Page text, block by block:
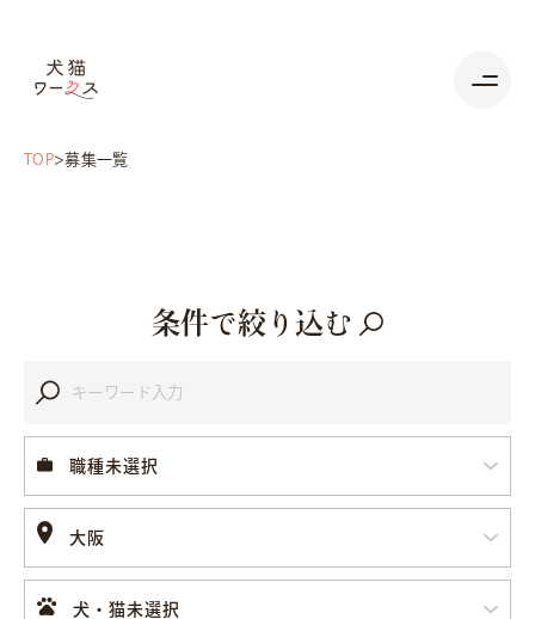
TOP 募集一覧
条件で絞り込む
職種未選択
大阪
犬・猫未選択